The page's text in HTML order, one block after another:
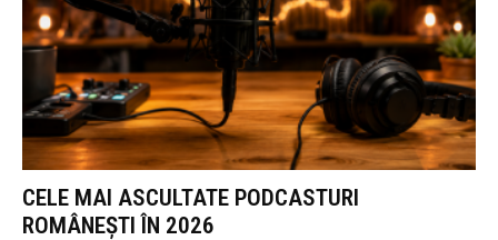
CELE MAI ASCULTATE PODCASTURI
ROMÂNEȘTI ÎN 2026